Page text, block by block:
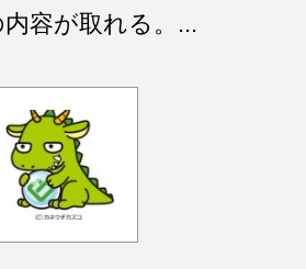
容が取れる。...